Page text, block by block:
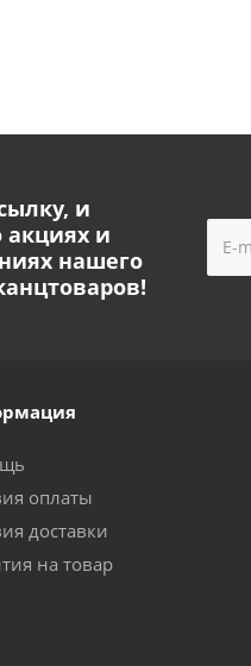
и
акциях и
нашего
оплаты
доставки
на товар